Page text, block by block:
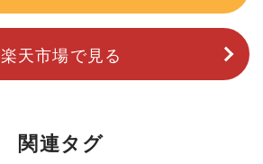
楽天市場で見る
関連タグ